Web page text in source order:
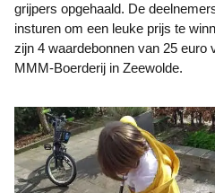
grijpers opgehaald. De
insturen om een leuke prijs te
zijn 4 waardebonnen van 25 euro
MMM-Boerderij in Zeewolde.